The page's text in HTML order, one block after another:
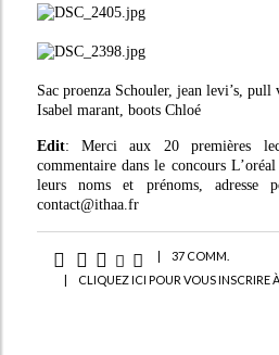
Sac proenza Schouler, jean levi’s, pull
Isabel marant, boots Chloé
Edit: Merci aux 20 premières
commentaire dans le concours
leurs noms et prénoms, adresse
contact@ithaa.fr
|
37 COMM.
|
CLIQUEZ ICI POUR VOUS INSCRIRE